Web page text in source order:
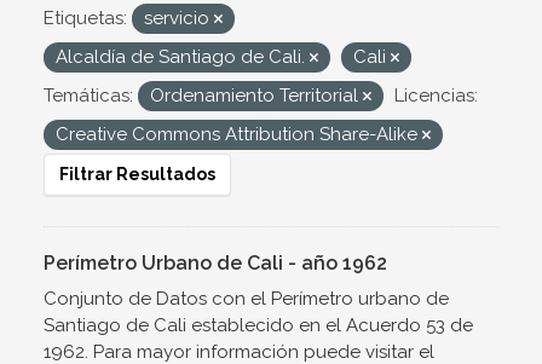
Etiquetas:
servicio
Alcaldía de Santiago de Cali.
Cali
Temáticas:
Ordenamiento Territorial
Licencias:
Creative Commons Attribution Share-Alike
Filtrar Resultados
Perímetro Urbano de Cali - año 1962
Conjunto de Datos con el Perímetro urbano de
Santiago de Cali establecido en el Acuerdo 53 de
1962. Para mayor información puede visitar el